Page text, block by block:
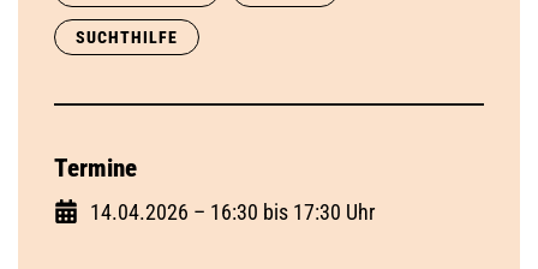
SUCHTHILFE
Termine
14.04.2026 – 16:30 bis 17:30 Uhr